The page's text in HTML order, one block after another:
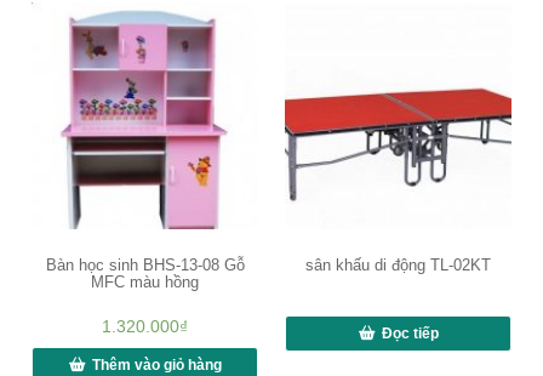
Bàn học sinh BHS-13-08 Gỗ
MFC màu hồng
1.320.000₫
Thêm vào giỏ hàng
sân khấu di động TL-02KT
Đọc tiếp